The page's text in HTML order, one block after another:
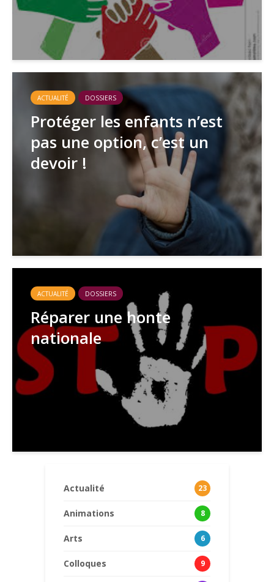
ACTUALITÉ DOSSIERS
Protéger les enfants n’est
pas une option, c’est un
devoir !
ACTUALITÉ DOSSIERS
Réparer une honte
nationale
Actualité 23
Animations 8
Arts 6
Colloques 9